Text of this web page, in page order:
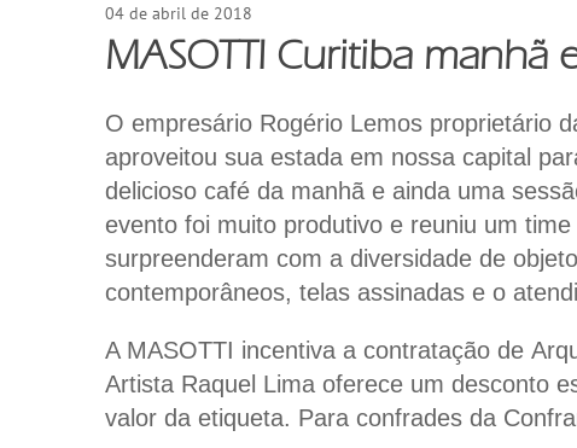
04 de abril de 2018
MASOTTI Curitiba manhã
O empresário Rogério Lemos proprietário
aproveitou sua estada em nossa capital
delicioso café da manhã e ainda uma
evento foi muito produtivo e reuniu um
surpreenderam com a diversidade de
contemporâneos, telas assinadas e o
A MASOTTI incentiva a contratação de
Artista Raquel Lima oferece um desconto
valor da etiqueta. Para confrades da